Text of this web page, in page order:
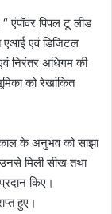
एंपॉवर पिपल टू लीड
एआई एवं डिजिटल
निरंतर अधिगम की
को रेखांकित
के अनुभव को साझा
उनसे मिली सीख तथा
किए।
हुए।